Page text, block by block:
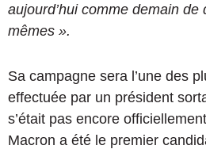
aujourd’hui comme demain
mêmes ».
Sa campagne sera l’une des
effectuée par un président
s’était pas encore
Macron a été le premier